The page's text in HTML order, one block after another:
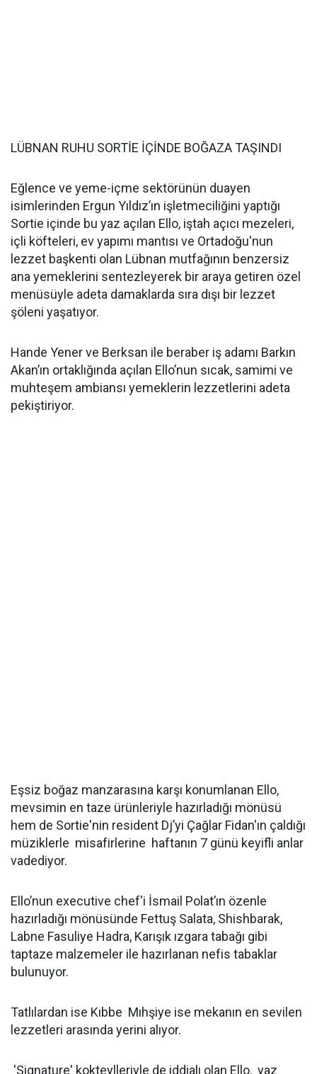
LÜBNAN RUHU SORTİE İÇİNDE BOĞAZA TAŞINDI
Eğlence ve yeme-içme sektörünün duayen
isimlerinden Ergun Yıldız’ın işletmeciliğini yaptığı
Sortie içinde bu yaz açılan Ello, iştah açıcı mezeleri,
içli köfteleri, ev yapımı mantısı ve Ortadoğu'nun
lezzet başkenti olan Lübnan mutfağının benzersiz
ana yemeklerini sentezleyerek bir araya getiren özel
menüsüyle adeta damaklarda sıra dışı bir lezzet
şöleni yaşatıyor.
Hande Yener ve Berksan ile beraber iş adamı Barkın
Akan’ın ortaklığında açılan Ello’nun sıcak, samimi ve
muhteşem ambiansı yemeklerin lezzetlerini adeta
pekiştiriyor.
Eşsiz boğaz manzarasına karşı konumlanan Ello,
mevsimin en taze ürünleriyle hazırladığı mönüsü
hem de Sortie'nin resident Dj’yi Çağlar Fidan'ın çaldığı
müziklerle misafirlerine haftanın 7 günü keyifli anlar
vadediyor.
Ello’nun executive chef'i İsmail Polat’ın özenle
hazırladığı mönüsünde Fettuş Salata, Shishbarak,
Labne Fasuliye Hadra, Karışık ızgara tabağı gibi
taptaze malzemeler ile hazırlanan nefis tabaklar
bulunuyor.
Tatlılardan ise Kıbbe Mıhşiye ise mekanın en sevilen
lezzetleri arasında yerini alıyor.
'Signature' kokteylleriyle de iddialı olan Ello, yaz